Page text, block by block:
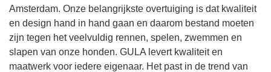
Amsterdam. Onze belangrijkste overtuiging is dat kwaliteit
en design hand in hand gaan en daarom bestand moeten
zijn tegen het veelvuldig rennen, spelen, zwemmen en
slapen van onze honden. GULA levert kwaliteit en
maatwerk voor iedere eigenaar. Het past in de trend van